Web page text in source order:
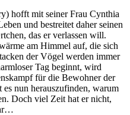
hofft mit seiner Frau Cynthia
und bestreitet daher seinen
das er verlassen will.
am Himmel auf, die sich
der Vögel werden immer
Tag beginnt, wird
für die Bewohner der
nun herauszufinden, warum
Doch viel Zeit hat er nicht,